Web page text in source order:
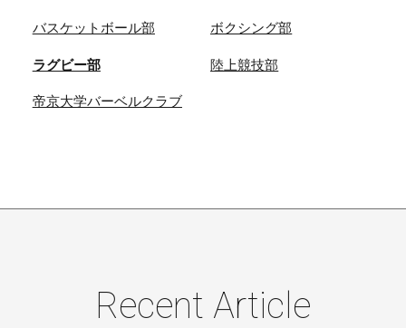
バスケットボール部 ボクシング部
ラグビー部 陸上競技部
帝京大学バーベルクラブ
Recent Article